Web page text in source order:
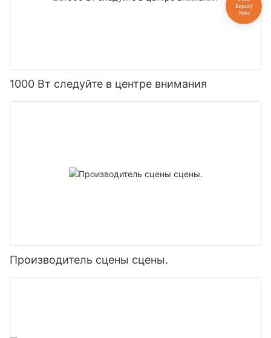
1000 Вт следуйте в центре внимания
Производитель сцены сцены.